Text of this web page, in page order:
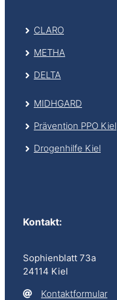
CLARO
METHA
DELTA
MIDHGARD
Prävention PPO Kiel
Drogenhilfe Kiel
Kontakt:
Sophienblatt 73a
24114 Kiel
Kontaktformular